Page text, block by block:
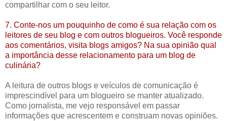
compartilhar com o seu leitor.
7. Conte-nos um pouquinho de como é sua relação com os
leitores de seu blog e com outros blogueiros. Você responde
aos comentários, visita blogs amigos? Na sua opinião qual
a importância desse relacionamento para um blog de
culinária?
A leitura de outros blogs e veículos de comunicação é
imprescindível para um blogueiro se manter atualizado.
Como jornalista, me vejo responsável em passar
informações que acrescentem e construam novas opiniões.